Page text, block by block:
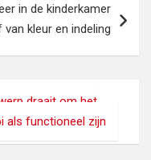
in de kinderkamer
kleur en indeling
draait om het
als functioneel zijn